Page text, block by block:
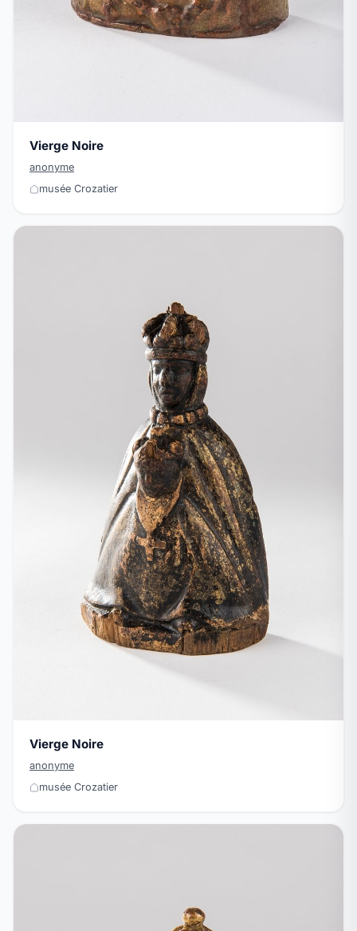
Vierge Noire
anonyme
musée Crozatier
Vierge Noire
anonyme
musée Crozatier